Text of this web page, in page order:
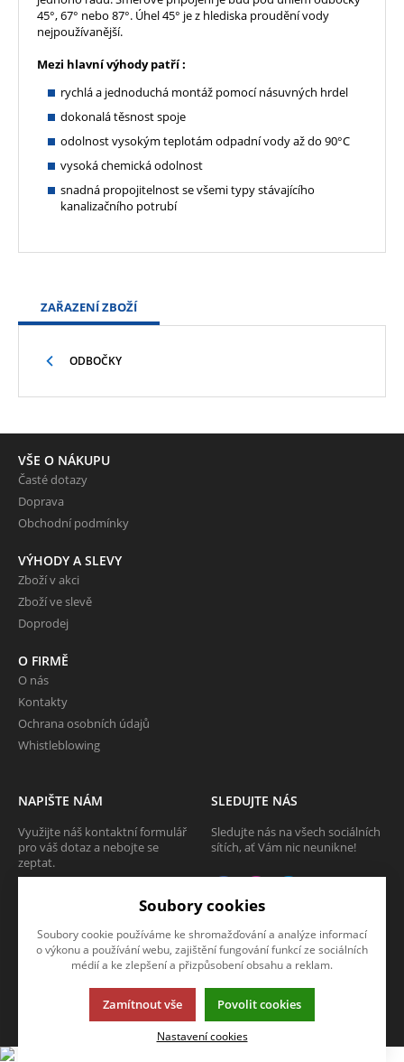
45°, 67° nebo 87°. Úhel 45° je z hlediska proudění vody
nejpoužívanější.
Mezi hlavní výhody patří :
rychlá a jednoduchá montáž pomocí násuvných hrdel
dokonalá těsnost spoje
odolnost vysokým teplotám odpadní vody až do 90°C
vysoká chemická odolnost
snadná propojitelnost se všemi typy stávajícího
kanalizačního potrubí
ZAŘAZENÍ ZBOŽÍ
ODBOČKY
VŠE O NÁKUPU
Časté dotazy
Doprava
Obchodní podmínky
VÝHODY A SLEVY
Zboží v akci
Zboží ve slevě
Doprodej
O FIRMĚ
O nás
Kontakty
Ochrana osobních údajů
Whistleblowing
NAPIŠTE NÁM
Využijte náš kontaktní formulář
pro váš dotaz a nebojte se
zeptat.
SLEDUJTE NÁS
Sledujte nás na všech sociálních
sítích, ať Vám nic neunikne!
© 2013-2026 Internetový obchod TECAM PCV a.s.
K2 e-shop - První e-shop, který uřídí celou vaši firmu.
Soubory cookies
Soubory cookie používáme ke shromažďování a analýze informací
o výkonu a používání webu, zajištění fungování funkcí ze sociálních
médií a ke zlepšení a přizpůsobení obsahu a reklam.
Zamítnout vše Povolit cookies
Nastavení cookies